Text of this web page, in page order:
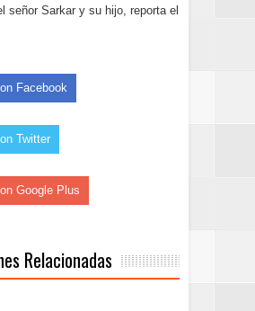
señor Sarkar y su hijo, reporta el
Facebook
Twitter
Google Plus
Relacionadas